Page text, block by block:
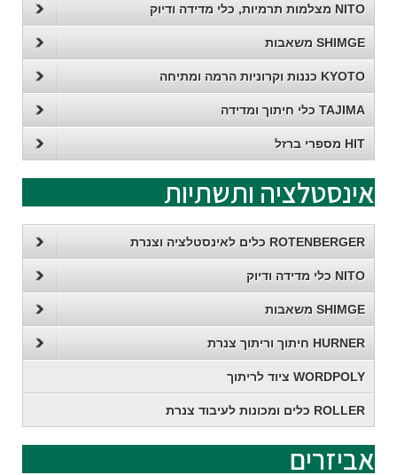
NITO מצלמות תרמיות, כלי מדידה ודיוק
SHIMGE משאבות
KYOTO כננות וקרוניות הרמה ומתיחה
TAJIMA כלי חיתוך ומדידה
HIT מספרי ברזל
אינסטלציה ותשתיות
ROTENBERGER כלים לאינסטלציה וצנרת
NITO כלי מדידה ודיוק
SHIMGE משאבות
HURNER חיתוך וריתוך צנרת
WORDPOLY ציוד לריתוך
ROLLER כלים ומכונות לעיבוד צנרת
אביזרים